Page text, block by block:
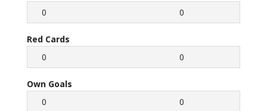
0
0
Red Cards
0
0
Own Goals
0
0